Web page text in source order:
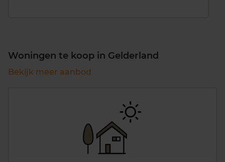
Woningen te koop in Gelderland
Bekijk meer aanbod